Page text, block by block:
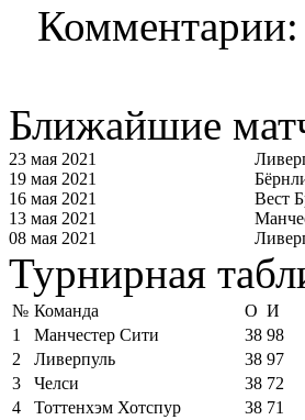
Комментарии:
Ближайшие
23 мая 2021
19 мая 2021
16 мая 2021
Вест
13 мая 2021
08 мая 2021
Турнирная
№ Команда О И
1
Манчестер Сити 38 98
2
Ливерпуль 38 97
3
Челси 38 72
4
Тоттенхэм Хотспур 38 71